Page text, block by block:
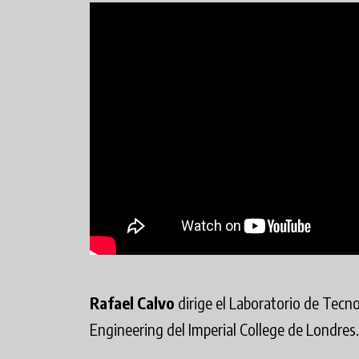
Rafael Calvo dirige el Laboratorio de
Engineering del Imperial College de Londres.